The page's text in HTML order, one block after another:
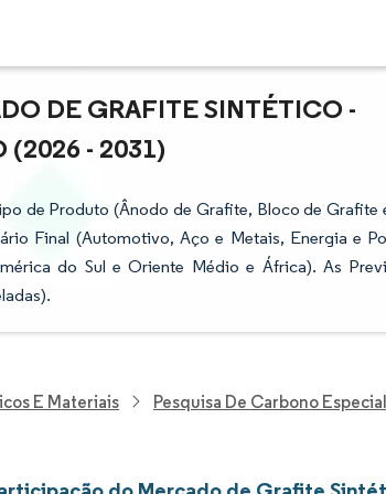
DE GRAFITE SINTÉTICO -
(2026 - 2031)
de Produto (Ânodo de Grafite, Bloco de Grafite
Final (Automotivo, Aço e Metais, Energia e
do Sul e Oriente Médio e África). As
E Materiais Pesquisa De Carbono Especial